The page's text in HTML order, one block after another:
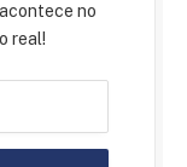
no
real!